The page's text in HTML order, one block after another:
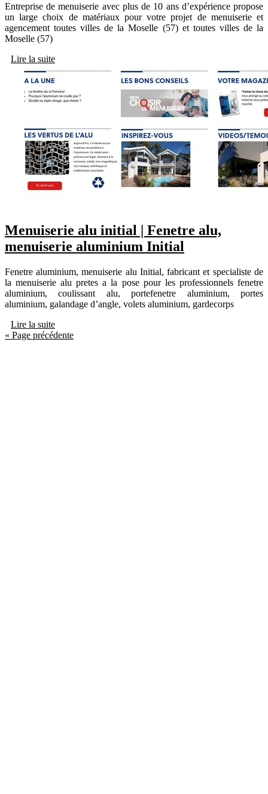
Entreprise de menuiserie avec plus de 10 ans d’expérience propose
un large choix de matériaux pour votre projet de menuiserie et
agencement toutes villes de la Moselle (57) et toutes villes de la
Moselle (57)
Lire la suite
Menuiserie alu initial | Fenetre alu,
menuiserie aluminium Initial
Fenetre aluminium, menuiserie alu Initial, fabricant et specialiste de
la menuiserie alu pretes a la pose pour les professionnels fenetre
aluminium, coulissant alu, portefenetre aluminium, portes
aluminium, galandage d’angle, volets aluminium, gardecorps
Lire la suite
« Page précédente